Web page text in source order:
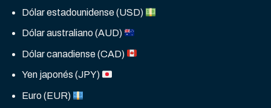
Dólar estadounidense (USD)
Dólar australiano (AUD)
Dólar canadiense (CAD)
Yen japonés (JPY)
Euro (EUR)